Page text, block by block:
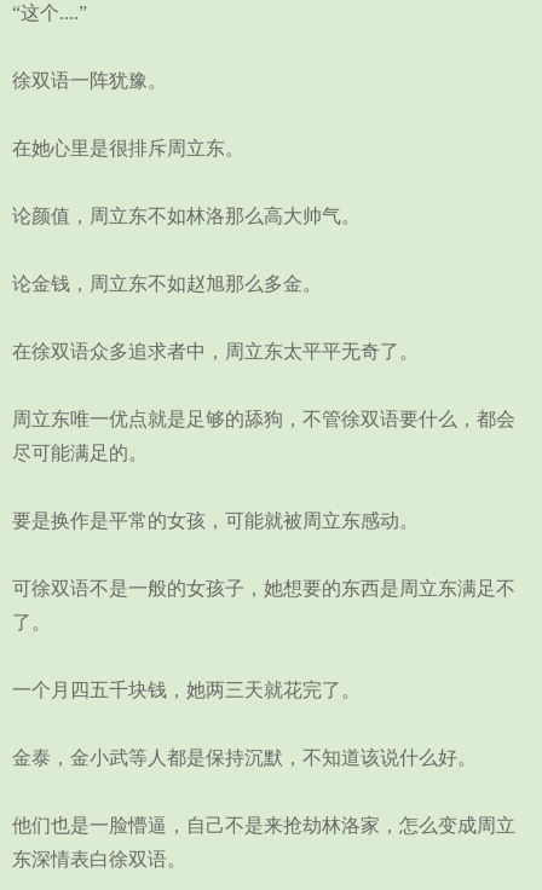
“这个....”
徐双语一阵犹豫。
在她心里是很排斥周立东。
论颜值，周立东不如林洛那么高大帅气。
论金钱，周立东不如赵旭那么多金。
在徐双语众多追求者中，周立东太平平无奇了。
周立东唯一优点就是足够的舔狗，不管徐双语要什么，都会
尽可能满足的。
要是换作是平常的女孩，可能就被周立东感动。
可徐双语不是一般的女孩子，她想要的东西是周立东满足不
了。
一个月四五千块钱，她两三天就花完了。
金泰，金小武等人都是保持沉默，不知道该说什么好。
他们也是一脸懵逼，自己不是来抢劫林洛家，怎么变成周立
东深情表白徐双语。